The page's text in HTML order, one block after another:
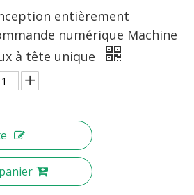
entièrement
numérique Machine
à tête unique